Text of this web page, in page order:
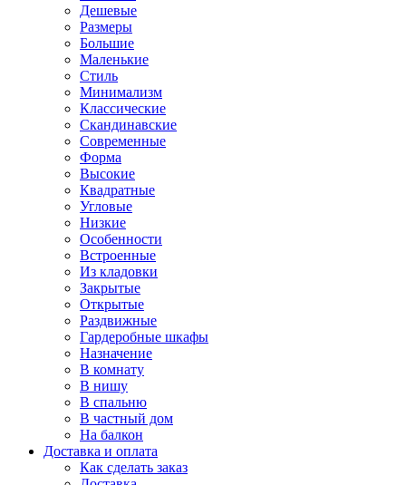
Дешевые
Размеры
Большие
Маленькие
Стиль
Минимализм
Классические
Скандинавские
Современные
Форма
Высокие
Квадратные
Угловые
Низкие
Особенности
Встроенные
Из кладовки
Закрытые
Открытые
Раздвижные
Гардеробные шкафы
Назначение
В комнату
В нишу
В спальню
В частный дом
На балкон
Доставка и оплата
Как сделать заказ